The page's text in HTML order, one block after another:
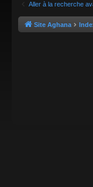
Aller à la recherche
Site Aghana